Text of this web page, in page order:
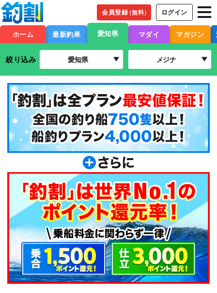
会員登録（無料） ログイン
ホーム 最新釣果 愛知県 マダイ マガジン
絞り込み 愛知県 メジナ